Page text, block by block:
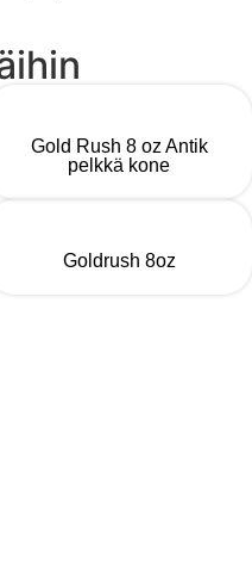
Gold Rush 8 oz Antik
pelkkä kone
Goldrush 8oz